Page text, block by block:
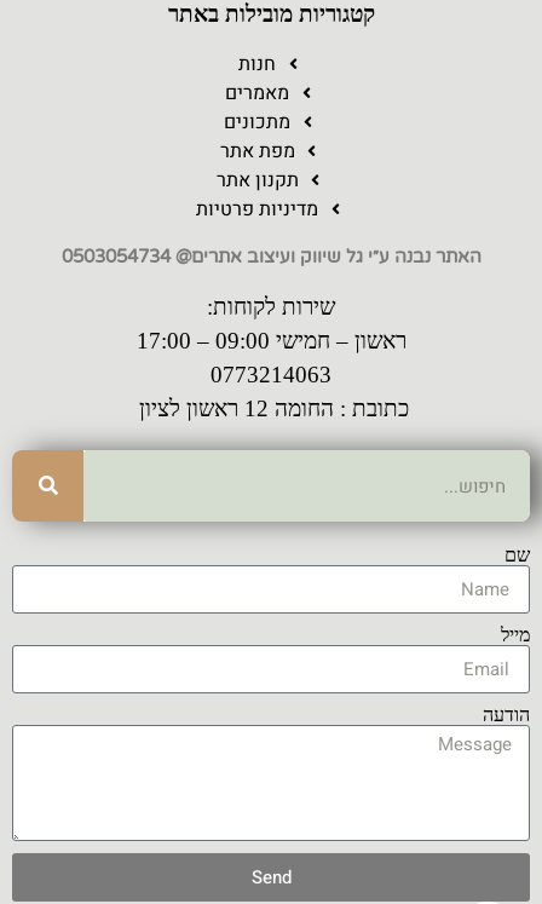
קטגוריות מובילות באתר
חנות
מאמרים
מתכונים
מפת אתר
תקנון אתר
מדיניות פרטיות
האתר נבנה ע״י גל שיווק ועיצוב אתרים@ 0503054734
שירות לקוחות:
ראשון – חמישי 09:00 – 17:00
0773214063
כתובת : החומה 12 ראשון לציון
שם
מייל
הודעה
Send